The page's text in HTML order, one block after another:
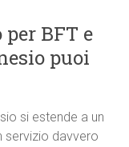
per BFT e
puoi
si estende a un
servizio davvero